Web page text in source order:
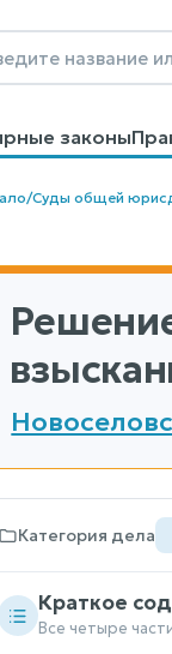
законы
Образцы
/Суды общей
Категория дела
Краткое
Все четыре